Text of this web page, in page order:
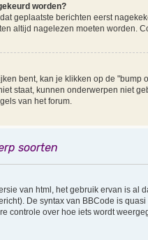
worden?
geplaatste berichten eerst
altijd nagelezen moeten worden.
bent, kan je klikken op de
staat, kunnen onderwerpen niet
van het forum.
soorten
van html, het gebruik ervan is al
De syntax van BBCode is
controle over hoe iets wordt